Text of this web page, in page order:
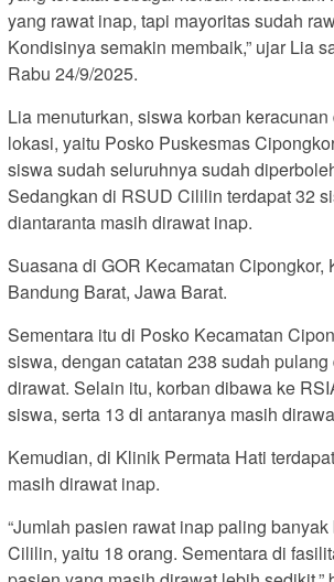
yang rawat inap, tapi mayoritas sudah
Kondisinya semakin membaik,” ujar Lia
Rabu 24/9/2025.
Lia menuturkan, siswa korban
lokasi, yaitu Posko Puskesmas
siswa sudah seluruhnya sudah
Sedangkan di RSUD Cililin terdapat 32
diantaranta masih dirawat inap.
Suasana di GOR Kecamatan Cipongkor,
Bandung Barat, Jawa Barat.
Sementara itu di Posko Kecamatan
siswa, dengan catatan 238 sudah
dirawat. Selain itu, korban dibawa ke
siswa, serta 13 di antaranya masih
Kemudian, di Klinik Permata Hati
masih dirawat inap.
“Jumlah pasien rawat inap paling
Cililin, yaitu 18 orang. Sementara di